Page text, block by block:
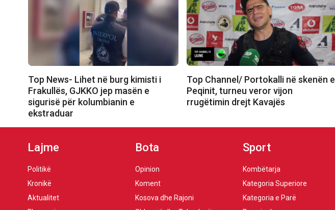
Top News- Lihet në burg kimisti i
Frakullës, GJKKO jep masën e
sigurisë për kolumbianin e
ekstraduar
Top Channel/ Portokalli në skenën e
Peqinit, turneu veror vijon
rrugëtimin drejt Kavajës
Lajme
Politikë
Kronikë
Aktualitet
Bota
Opinion
Koment
Kosova dhe Rajoni
Sport
Kombëtarja
Kategoria Superiore
Kategoria e Parë